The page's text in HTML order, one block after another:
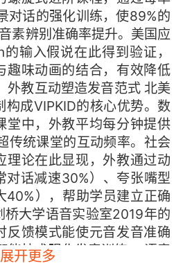
对话的强化训练，使89%的
素辨别准确率提升。美国应
输入假说在此得到验证，
趣味动画的结合，有效降低
外教互动塑造发音范式 北美
构成VIPKID的核心优势。数
堂中，外教平均每分钟提供
传统课堂的互动频率。社会
理论在此显现，外教通过动
对话减速30%）、夸张嘴型
40%），帮助学员建立正确
桥大学语音实验室2019年的
反馈模式能使元音发音准确
能技术强化发音训练 AI语音
技术王牌。基于深度学习的
展开更多